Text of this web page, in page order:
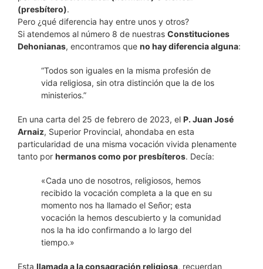
(presbítero).
Pero ¿qué diferencia hay entre unos y otros?
Si atendemos al número 8 de nuestras Constituciones
Dehonianas, encontramos que no hay diferencia alguna:
“Todos son iguales en la misma profesión de
vida religiosa, sin otra distinción que la de los
ministerios.”
En una carta del 25 de febrero de 2023, el P. Juan José
Arnaiz, Superior Provincial, ahondaba en esta
particularidad de una misma vocación vivida plenamente
tanto por hermanos como por presbíteros. Decía:
«Cada uno de nosotros, religiosos, hemos
recibido la vocación completa a la que en su
momento nos ha llamado el Señor; esta
vocación la hemos descubierto y la comunidad
nos la ha ido confirmando a lo largo del
tiempo.»
Esta llamada a la consagración religiosa, recuerdan